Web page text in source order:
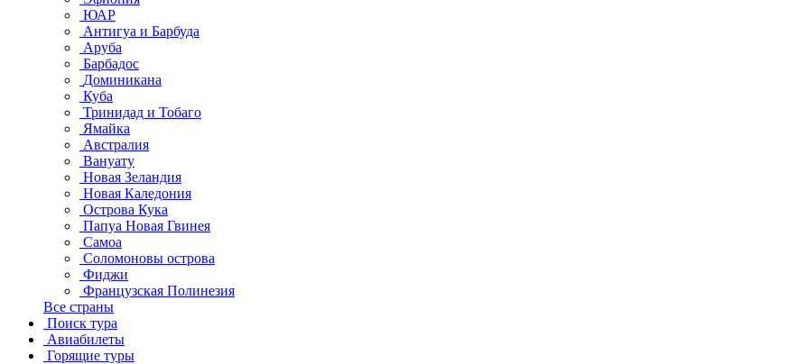
ЮАР
Антигуа и Барбуда
Аруба
Барбадос
Доминикана
Куба
Тринидад и Тобаго
Ямайка
Австралия
Вануату
Новая Зеландия
Новая Каледония
Острова Кука
Папуа Новая Гвинея
Самоа
Соломоновы острова
Фиджи
Французская Полинезия
Все страны
Поиск тура
Авиабилеты
Горящие туры